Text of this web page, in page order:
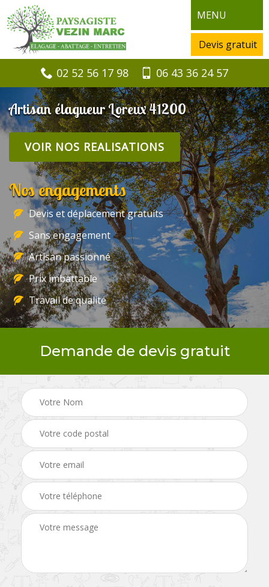
MENU
Devis gratuit
02 52 56 17 98 06 43 36 24 57
Artisan élagueur Loreux 41200
VOIR NOS REALISATIONS
Nos engagements
Devis et déplacement gratuits
Sans engagement
Artisan passionné
Prix imbattable
Travail de qualité
Demande de devis gratuit